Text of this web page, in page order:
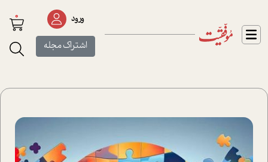
ورود
اشتراک مجله
0